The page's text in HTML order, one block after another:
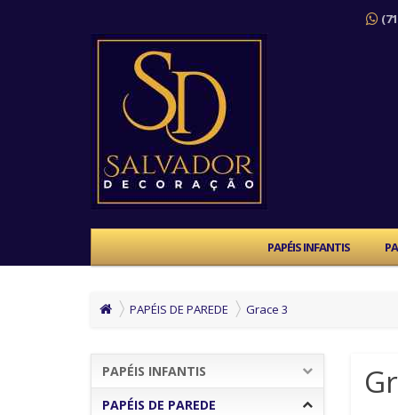
PAPÉIS INFANTIS
PAPÉIS DE PAREDE Grace 3
PAPÉIS INFANTIS
PAPÉIS DE PAREDE